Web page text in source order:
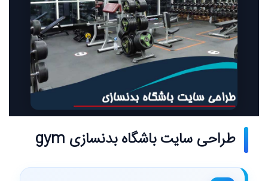
طراحی سایت باشگاه بدنسازی gym